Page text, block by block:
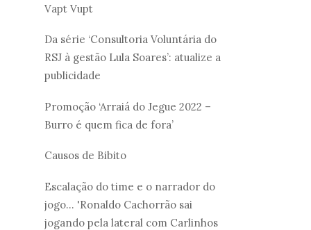
Vapt Vupt
Da série ‘Consultoria Voluntária do
RSJ à gestão Lula Soares’: atualize a
publicidade
Promoção ‘Arraiá do Jegue 2022 –
Burro é quem fica de fora’
Causos de Bibito
Escalação do time e o narrador do
jogo... 'Ronaldo Cachorrão sai
jogando pela lateral com Carlinhos